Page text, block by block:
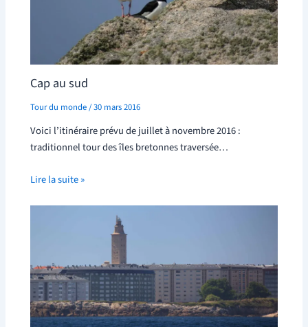
Cap au sud
Tour du monde/30 mars 2016
Voici l’itinéraire prévu de juillet à novembre 2016 :
traditionnel tour des îles bretonnes traversée…
Lire la suite »